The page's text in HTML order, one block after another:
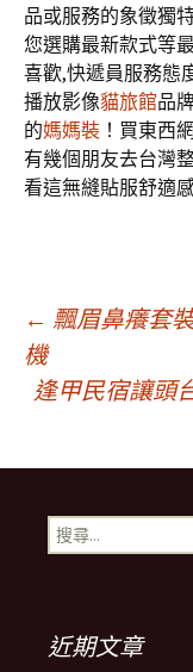
品或服務的象徵獨
您選購最新款式等
喜歡,快遞員服務態
播放影像貓旅館品
的媽媽裝 ！買東西
有幾個朋友去台灣
看這無縫貼服舒適
文
章
導
航
列
← 飄眉鼻癢套
機
逢甲民宿讓頭
搜
尋
近期文章